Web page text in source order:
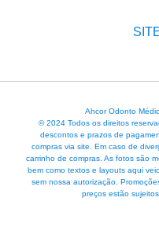
Ahcor Odonto
© 2024 Todos os direitos
descontos e prazos de
compras via site. Em caso de
carrinho de compras. As fotos são
bem como textos e layouts aqui
sem nossa autorização.
preços estão